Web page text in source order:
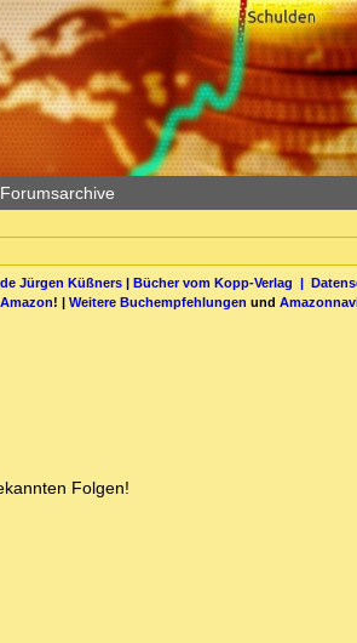
Forumsarchive
Jürgen Küßners| Bücher vom Kopp-Verlag |
! | Weitere Buchempfehlungen und
Folgen!